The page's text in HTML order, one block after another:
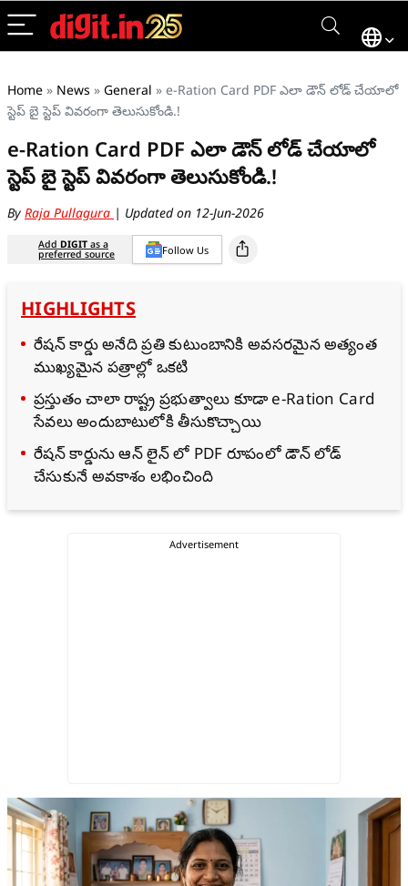
Home » News » General » e-Ration Card PDF ఎలా డౌన్‌ లోడ్ చేయాలో
స్టెప్ బై స్టెప్ వివరంగా తెలుసుకోండి.!
e-Ration Card PDF ఎలా డౌన్‌ లోడ్ చేయాలో
స్టెప్ బై స్టెప్ వివరంగా తెలుసుకోండి.!
By Raja Pullagura | Updated on 12-Jun-2026
Add DIGIT as a
preferred source Follow Us
HIGHLIGHTS
రేషన్ కార్డు అనేది ప్రతి కుటుంబానికి అవసరమైన అత్యంత
ముఖ్యమైన పత్రాల్లో ఒకటి
ప్రస్తుతం చాలా రాష్ట్ర ప్రభుత్వాలు కూడా e-Ration Card
సేవలు అందుబాటులోకి తీసుకొచ్చాయి
రేషన్ కార్డును ఆన్‌ లైన్‌ లో PDF రూపంలో డౌన్‌ లోడ్
చేసుకునే అవకాశం లభించింది